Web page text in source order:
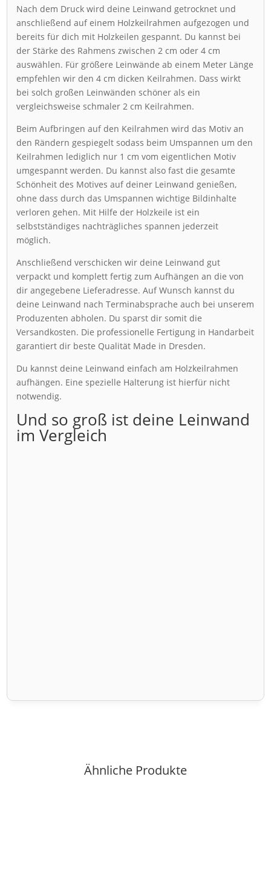
Nach dem Druck wird deine Leinwand getrocknet und
anschließend auf einem Holzkeilrahmen aufgezogen und
bereits für dich mit Holzkeilen gespannt. Du kannst bei
der Stärke des Rahmens zwischen 2 cm oder 4 cm
auswählen. Für größere Leinwände ab einem Meter Länge
empfehlen wir den 4 cm dicken Keilrahmen. Dass wirkt
bei solch großen Leinwänden schöner als ein
vergleichsweise schmaler 2 cm Keilrahmen.
Beim Aufbringen auf den Keilrahmen wird das Motiv an
den Rändern gespiegelt sodass beim Umspannen um den
Keilrahmen lediglich nur 1 cm vom eigentlichen Motiv
umgespannt werden. Du kannst also fast die gesamte
Schönheit des Motives auf deiner Leinwand genießen,
ohne dass durch das Umspannen wichtige Bildinhalte
verloren gehen. Mit Hilfe der Holzkeile ist ein
selbstständiges nachträgliches spannen jederzeit
möglich.
Anschließend verschicken wir deine Leinwand gut
verpackt und komplett fertig zum Aufhängen an die von
dir angegebene Lieferadresse. Auf Wunsch kannst du
deine Leinwand nach Terminabsprache auch bei unserem
Produzenten abholen. Du sparst dir somit die
Versandkosten. Die professionelle Fertigung in Handarbeit
garantiert dir beste Qualität Made in Dresden.
Du kannst deine Leinwand einfach am Holzkeilrahmen
aufhängen. Eine spezielle Halterung ist hierfür nicht
notwendig.
Und so groß ist deine Leinwand
im Vergleich
Ähnliche Produkte